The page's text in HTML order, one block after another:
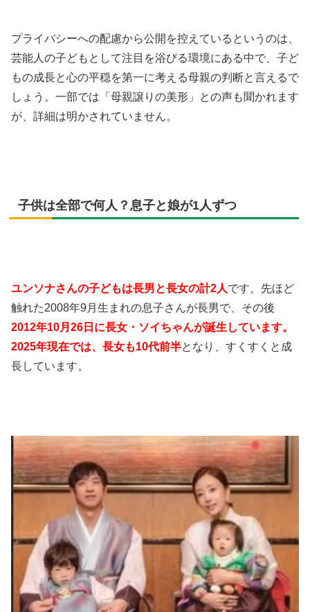
プライバシーへの配慮から公開を控えているというのは、
芸能人の子どもとして注目を浴びる環境にある中で、子ど
もの成長と心の平穏を第一に考える母親の判断と言えるで
しょう。一部では「母親譲りの美形」との声も聞かれます
が、詳細は明かされていません。
子供は全部で何人？息子と娘が1人ずつ
ユンソナさんの子どもは長男と長女の計2人です。先ほど
触れた2008年9月生まれの息子さんが長男で、その後
2012年10月26日に長女・ソイちゃんが誕生しています。
2025年現在では、長女も10代前半となり、すくすくと成
長しています。